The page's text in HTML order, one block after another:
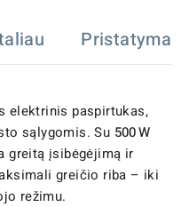
Pristatymas
elektrinis paspirtukas,
sąlygomis. Su 500 W
greitą įsibėgėjimą ir
greičio riba – iki
režimu.